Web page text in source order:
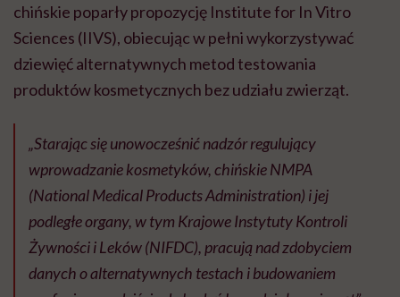
chińskie poparły propozycję Institute for In Vitro
Sciences (IIVS), obiecując w pełni wykorzystywać
dziewięć alternatywnych metod testowania
produktów kosmetycznych bez udziału zwierząt.
„Starając się unowocześnić nadzór regulujący
wprowadzanie kosmetyków, chińskie NMPA
(National Medical Products Administration) i jej
podległe organy, w tym Krajowe Instytuty Kontroli
Żywności i Leków (NIFDC), pracują nad zdobyciem
danych o alternatywnych testach i budowaniem